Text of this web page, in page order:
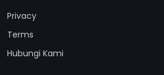
Privacy
Terms
Hubungi Kami